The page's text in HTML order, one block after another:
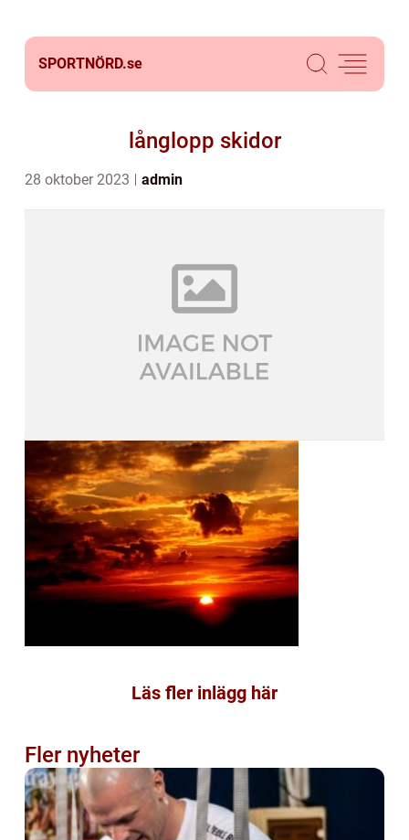
SPORTNÖRD.se
långlopp skidor
28 oktober 2023 admin
Läs fler inlägg här
Fler nyheter